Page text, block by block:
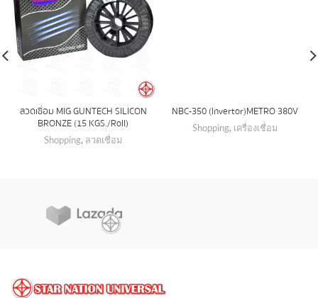
ลวดเชื่อม MIG GUNTECH SILICON
BRONZE (15 KGS./Roll)
Shopping, ลวดเชื่อม
NBC-350 (Invertor) METRO 380V
Shopping, เครื่องเชื่อม